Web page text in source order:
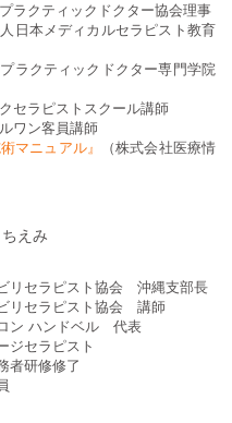
ラクティックドクター協会理事
日本メディカルセラピスト教育
ラクティックドクター専門学院
セラピストスクール講師
ワン客員講師
マニュアル』
（株式会社医療情
えみ
リセラピスト協会 沖縄支部長
リセラピスト協会 講師
ン ハンドベル 代表
ジセラピスト​
者研修修了